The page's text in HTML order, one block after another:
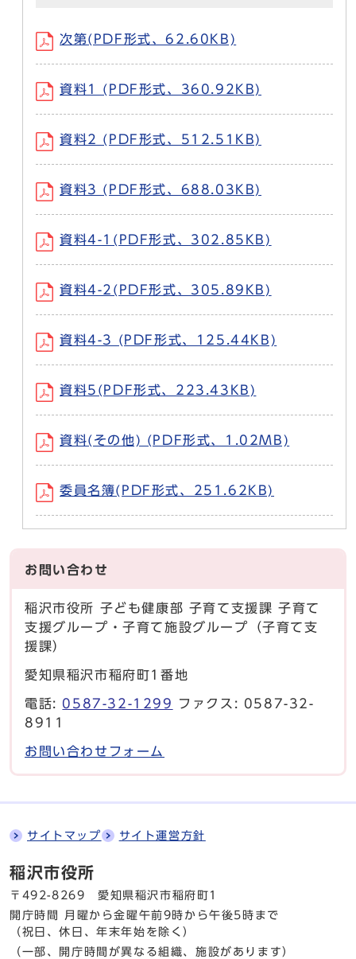
次第(PDF形式、62.60KB)
資料1 (PDF形式、360.92KB)
資料2 (PDF形式、512.51KB)
資料3 (PDF形式、688.03KB)
資料4-1(PDF形式、302.85KB)
資料4-2(PDF形式、305.89KB)
資料4-3 (PDF形式、125.44KB)
資料5(PDF形式、223.43KB)
資料(その他) (PDF形式、1.02MB)
委員名簿(PDF形式、251.62KB)
お問い合わせ
稲沢市役所 子ども健康部 子育て支援課 子育て
支援グループ・子育て施設グループ（子育て支
援課）
愛知県稲沢市稲府町1番地
電話: 0587-32-1299
ファクス: 0587-32-
8911
お問い合わせフォーム
サイトマップ サイト運営方針
稲沢市役所
〒492-8269 愛知県稲沢市稲府町1
開庁時間 月曜から金曜午前9時から午後5時まで
（祝日、休日、年末年始を除く）
（一部、開庁時間が異なる組織、施設があります）